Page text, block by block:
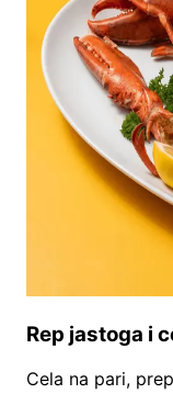
Rep jastoga i
Cela na pari,